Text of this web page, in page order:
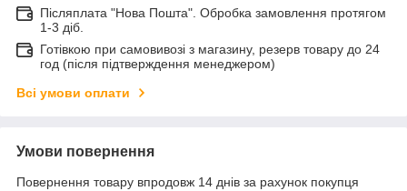
Післяплата "Нова Пошта". Обробка замовлення протягом
1-3 діб.
Готівкою при самовивозі з магазину, резерв товару до 24
год (після підтверждення менеджером)
Всі умови оплати
Умови повернення
Повернення товару впродовж 14 днів за рахунок покупця